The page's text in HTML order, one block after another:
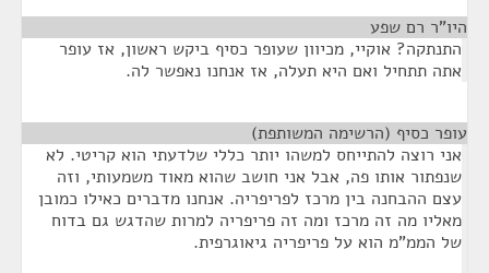
היו"ר רם שפע
התנתקה? אוקיי, מכיוון שעופר כסיף ביקש ראשון, אז עופר
אתה תתחיל ואם היא תעלה, אז אנחנו נאפשר לה.
עופר כסיף (הרשימה המשותפת)
אני רוצה להתייחס למשהו יותר כללי שלדעתי הוא קריטי. לא
שנפתור אותו פה, אבל אני חושב שהוא מאוד משמעותי, וזה
עצם ההבחנה בין מרכז לפריפריה. אנחנו מדברים כאילו כמובן
מאליו מה זה מרכז ומה זה פריפריה למרות שהדגש גם בדוח
של הממ"מ הוא על פריפריה גיאוגרפית.